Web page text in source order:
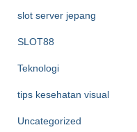
slot server jepang
SLOT88
Teknologi
tips kesehatan visual
Uncategorized